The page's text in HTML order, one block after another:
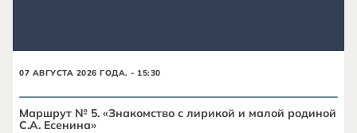
07 АВГУСТА 2026 ГОДА. - 15:30
Маршрут № 5. «Знакомство с лирикой и малой родиной
С.А. Есенина»